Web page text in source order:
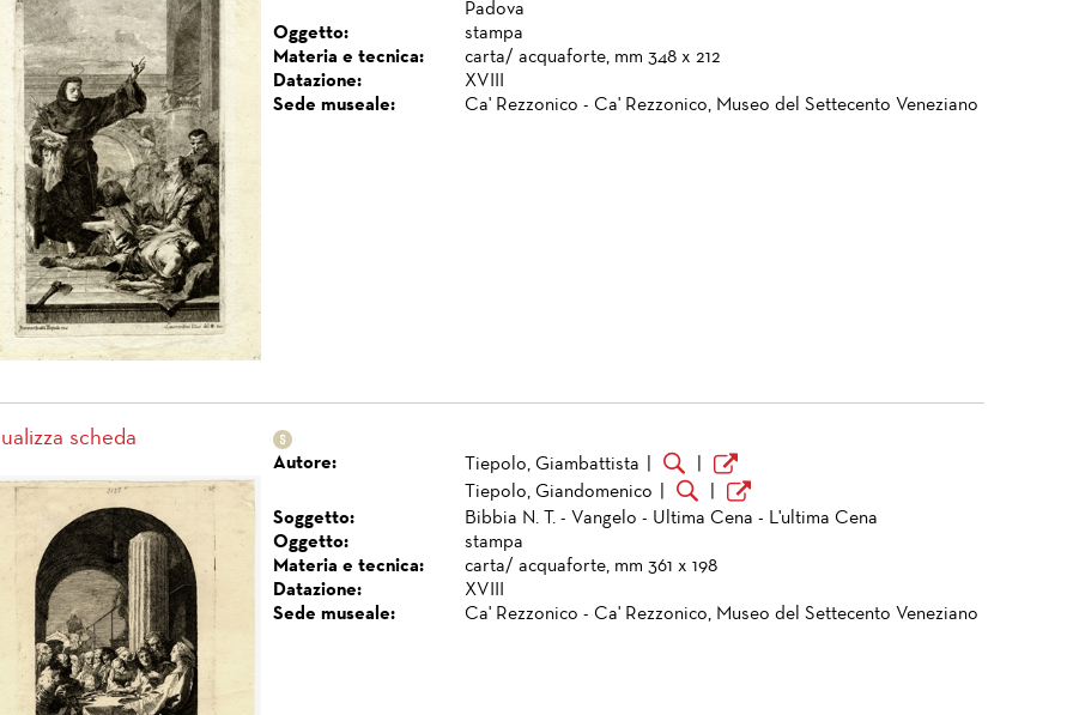
Padova
Oggetto:
stampa
Materia e tecnica:
carta/ acquaforte, mm 348 x 212
Datazione:
XVIII
Sede museale:
Ca' Rezzonico - Ca' Rezzonico, Museo del Settecento Veneziano
scheda
Autore: Tiepolo, Giambattista
Tiepolo, Giandomenico
Soggetto:
Bibbia N. T. - Vangelo - Ultima Cena - L'ultima Cena
Oggetto:
stampa
Materia e tecnica:
carta/ acquaforte, mm 361 x 198
Datazione:
XVIII
Sede museale:
Ca' Rezzonico - Ca' Rezzonico, Museo del Settecento Veneziano